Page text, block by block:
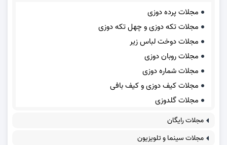
مجلات پرده دوزی
مجلات تکه دوزی و چهل تکه دوزی
مجلات دوخت لباس زیر
مجلات روبان دوزی
مجلات شماره دوزی
مجلات کیف دوزی و کیف بافی
مجلات گلدوزی
مجلات رایگان
مجلات سینما و تلویزیون